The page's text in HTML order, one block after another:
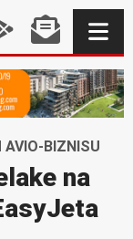
AVIO-BIZNISU
na